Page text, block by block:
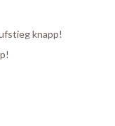
knapp!